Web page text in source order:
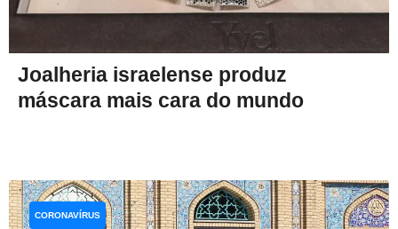
Joalheria israelense produz
máscara mais cara do mundo
CORONAVÍRUS